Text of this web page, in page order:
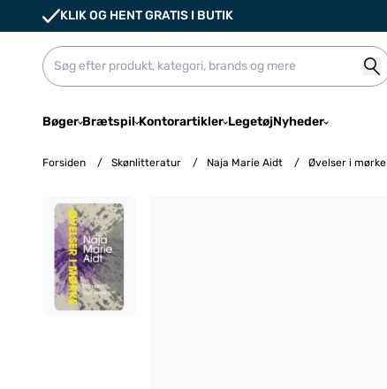
KLIK OG HENT GRATIS I BUTIK
Bøger Brætspil Kontorartikler LegetøjNyheder
Forsiden / Skønlitteratur / Naja Marie Aidt / Øvelser i mørke